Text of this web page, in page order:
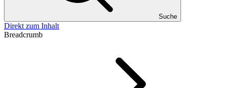
Suche
Direkt zum Inhalt
Breadcrumb